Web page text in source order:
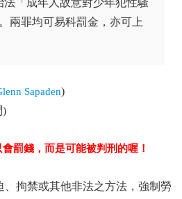
法「成年人故意對少年犯性騷
兩罪均可易科罰金，亦可上
Sapaden)
)
罰錢，而是可能被判刑的喔！
、拘禁或其他非法之方法，強制勞